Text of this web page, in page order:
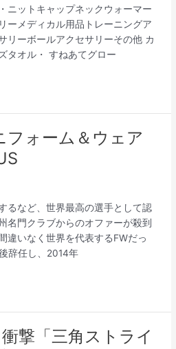
ニットキャップネックウォーマー
ーメディカル用品トレーニングア
リーボールアクセサリーその他 カ
タオル・ すねあてグロー
ォーム＆ウェア
るなど、世界最高の選手として認
名門クラブからのオファーが殺到
違いなく世界を代表するFWだっ
辞任し、2014年
撃「三角ストライ